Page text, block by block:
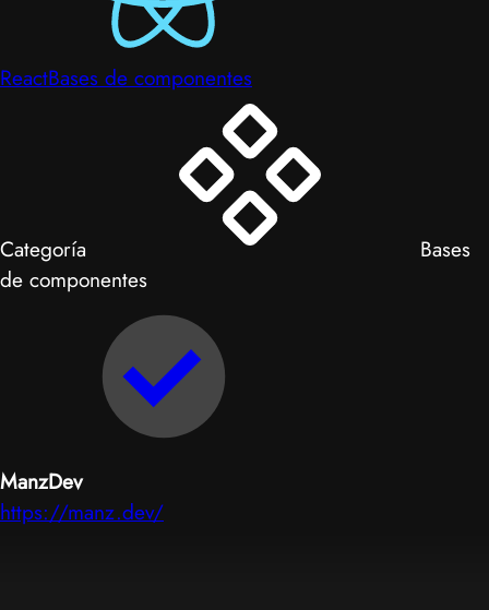
ReactBases de componentes
Categoría
Bases
de componentes
ManzDev
https://manz.dev/